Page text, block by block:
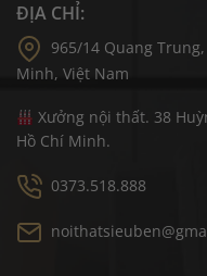
ĐỊA CHỈ:
965/14 Quang
Minh, Việt Nam
Xưởng nội thất. 38
Hồ Chí Minh.
0373.518.888